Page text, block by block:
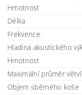
Hmotnost
Délka
Frekvence
Hladina akustického
Hmotnost
Maximální průměr větví
Objem sběrného koše